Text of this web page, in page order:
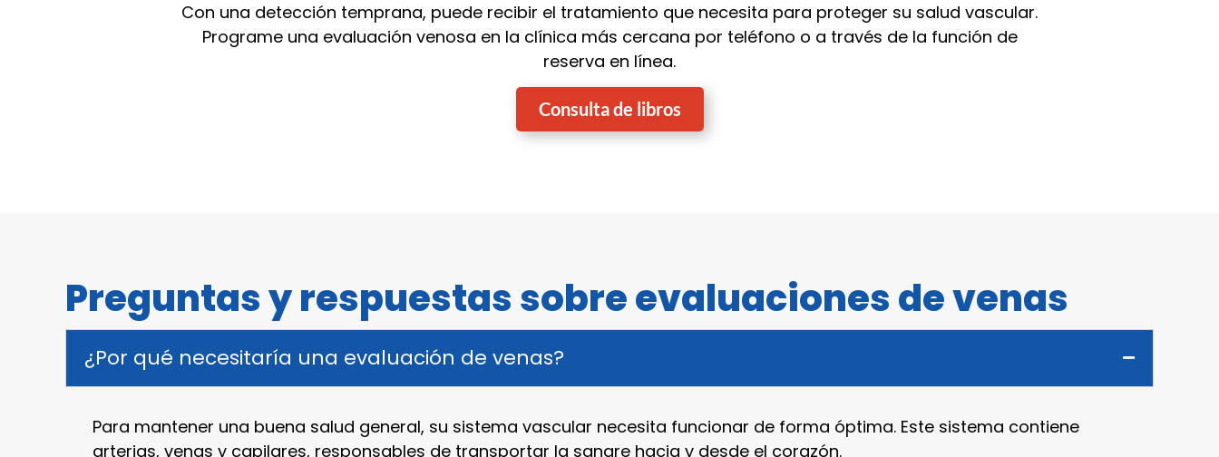
Con una detección temprana, puede recibir el tratamiento que necesita para proteger su salud vascular.
Programe una evaluación venosa en la clínica más cercana por teléfono o a través de la función de
reserva en línea.
Consulta de libros
Preguntas y respuestas sobre evaluaciones de venas
¿Por qué necesitaría una evaluación de venas?
Para mantener una buena salud general, su sistema vascular necesita funcionar de forma óptima. Este sistema contiene
arterias, venas y capilares, responsables de transportar la sangre hacia y desde el corazón.